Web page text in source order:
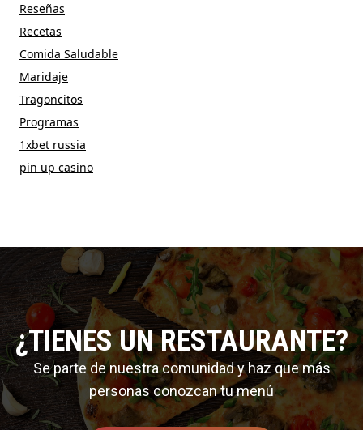
Reseñas
Recetas
Comida Saludable
Maridaje
Tragoncitos
Programas
1xbet russia
pin up casino
¿TIENES UN RESTAURANTE?
Se parte de nuestra comunidad y haz que más
personas conozcan tu menú